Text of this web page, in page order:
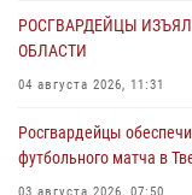
РОСГВАРДЕЙЦЫ
ОБЛАСТИ
04 августа 2026, 11:31
Росгвардейцы
футбольного матча в